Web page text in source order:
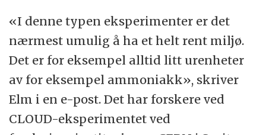
«I denne typen eksperimenter er det
nærmest umulig å ha et helt rent miljø.
Det er for eksempel alltid litt urenheter
av for eksempel ammoniakk», skriver
Elm i en e-post. Det har forskere ved
CLOUD-eksperimentet ved